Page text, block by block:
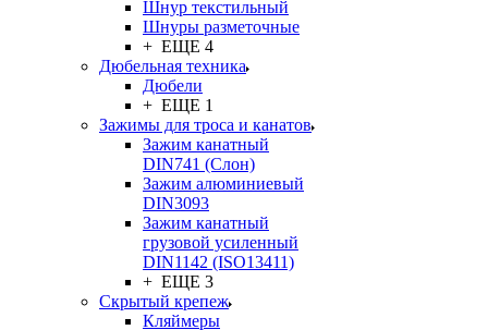
Шнур текстильный
Шнуры разметочные
+ ЕЩЕ 4
Дюбельная техника
Дюбели
+ ЕЩЕ 1
Зажимы для троса и канатов
Зажим канатный
DIN741 (Cлон)
Зажим алюминиевый
DIN3093
Зажим канатный
грузовой усиленный
DIN1142 (ISO13411)
+ ЕЩЕ 3
Скрытый крепеж
Кляймеры